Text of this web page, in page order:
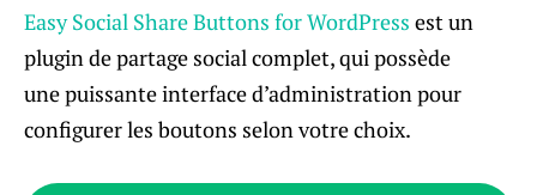
Easy Social Share Buttons for WordPress est un
plugin de partage social complet, qui possède
une puissante interface d’administration pour
configurer les boutons selon votre choix.